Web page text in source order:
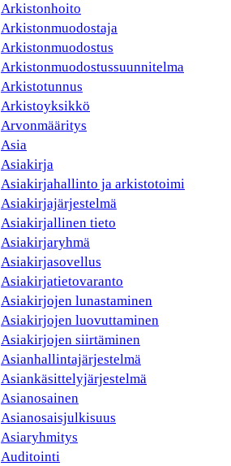
Arkistonhoito
Arkistonmuodostaja
Arkistonmuodostus
Arkistonmuodostussuunnitelma
Arkistotunnus
Arkistoyksikkö
Arvonmääritys
Asia
Asiakirja
Asiakirjahallinto ja arkistotoimi
Asiakirjajärjestelmä
Asiakirjallinen tieto
Asiakirjaryhmä
Asiakirjasovellus
Asiakirjatietovaranto
Asiakirjojen lunastaminen
Asiakirjojen luovuttaminen
Asiakirjojen siirtäminen
Asianhallintajärjestelmä
Asiankäsittelyjärjestelmä
Asianosainen
Asianosaisjulkisuus
Asiaryhmitys
Auditointi